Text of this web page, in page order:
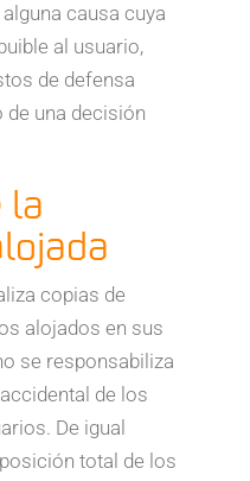
causa cuya
al usuario,
de defensa
de una decisión
la
copias de
alojados en sus
se responsabiliza
de los
De igual
total de los